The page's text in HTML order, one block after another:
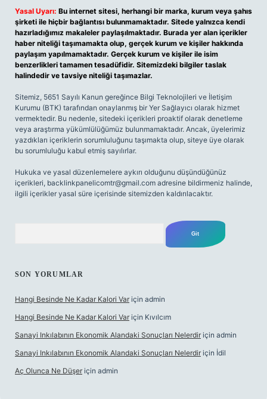
Yasal Uyarı: Bu internet sitesi, herhangi bir marka, kurum veya şahıs
şirketi ile hiçbir bağlantısı bulunmamaktadır. Sitede yalnızca kendi
hazırladığımız makaleler paylaşılmaktadır. Burada yer alan içerikler
haber niteliği taşımamakta olup, gerçek kurum ve kişiler hakkında
paylaşım yapılmamaktadır. Gerçek kurum ve kişiler ile isim
benzerlikleri tamamen tesadüfidir. Sitemizdeki bilgiler taslak
halindedir ve tavsiye niteliği taşımazlar.
Sitemiz, 5651 Sayılı Kanun gereğince Bilgi Teknolojileri ve İletişim
Kurumu (BTK) tarafından onaylanmış bir Yer Sağlayıcı olarak hizmet
vermektedir. Bu nedenle, sitedeki içerikleri proaktif olarak denetleme
veya araştırma yükümlülüğümüz bulunmamaktadır. Ancak, üyelerimiz
yazdıkları içeriklerin sorumluluğunu taşımakta olup, siteye üye olarak
bu sorumluluğu kabul etmiş sayılırlar.
Hukuka ve yasal düzenlemelere aykırı olduğunu düşündüğünüz
içerikleri, backlinkpanelicomtr@gmail.com adresine bildirmeniz halinde,
ilgili içerikler yasal süre içerisinde sitemizden kaldırılacaktır.
SON YORUMLAR
Hangi Besinde Ne Kadar Kalori Var için admin
Hangi Besinde Ne Kadar Kalori Var için Kıvılcım
Sanayi Inkılabının Ekonomik Alandaki Sonuçları Nelerdir için admin
Sanayi Inkılabının Ekonomik Alandaki Sonuçları Nelerdir için İdil
Aç Olunca Ne Düşer için admin